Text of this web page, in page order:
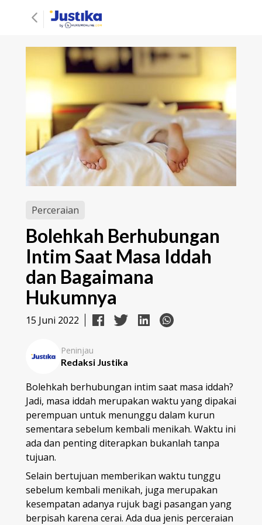
Perceraian
Bolehkah Berhubungan
Intim Saat Masa Iddah
dan Bagaimana
Hukumnya
15 Juni 2022
Peninjau
Redaksi Justika
Bolehkah berhubungan intim saat masa iddah?
Jadi, masa iddah merupakan waktu yang dipakai
perempuan untuk menunggu dalam kurun
sementara sebelum kembali menikah. Waktu ini
ada dan penting diterapkan bukanlah tanpa
tujuan.
Selain bertujuan memberikan waktu tunggu
sebelum kembali menikah, juga merupakan
kesempatan adanya rujuk bagi pasangan yang
berpisah karena cerai. Ada dua jenis perceraian